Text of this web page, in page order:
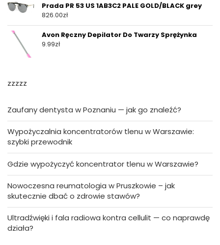
Prada PR 53 US 1AB3C2 PALE GOLD/BLACK grey
826.00zł
Avon Ręczny Depilator Do Twarzy Sprężynka
9.99zł
zzzzz
Zaufany dentysta w Poznaniu — jak go znaleźć?
Wypożyczalnia koncentratorów tlenu w Warszawie:
szybki przewodnik
Gdzie wypożyczyć koncentrator tlenu w Warszawie?
Nowoczesna reumatologia w Pruszkowie – jak
skutecznie dbać o zdrowie stawów?
Ultradźwięki i fala radiowa kontra cellulit — co naprawdę
działa?